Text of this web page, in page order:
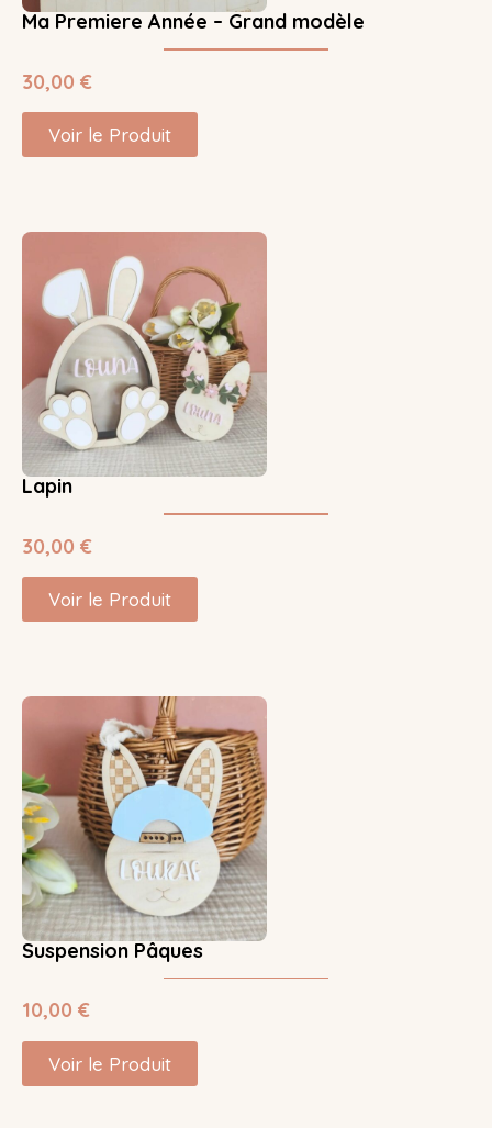
Ma Premiere Année – Grand modèle
30,00 €
Voir le Produit
Lapin
30,00 €
Voir le Produit
Suspension Pâques
10,00 €
Voir le Produit